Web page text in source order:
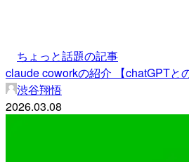
ちょっと話題の記事
claude coworkの紹介 【chatGPTと
渋谷翔悟
2026.03.08